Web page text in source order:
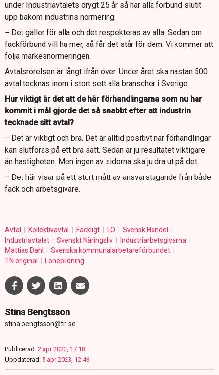
under Industriavtalets drygt 25 år så har alla förbund slutit
upp bakom industrins normering.
− Det gäller för alla och det respekteras av alla. Sedan om
fackförbund vill ha mer, så får det står för dem. Vi kommer att
följa märkesnormeringen.
Avtalsrörelsen är långt ifrån över. Under året ska nästan 500
avtal tecknas inom i stort sett alla branscher i Sverige.
Hur viktigt är det att de här förhandlingarna som nu har
kommit i mål gjorde det så snabbt efter att industrin
tecknade sitt avtal?
− Det är viktigt och bra. Det är alltid positivt när förhandlingar
kan slutföras på ett bra sätt. Sedan är ju resultatet viktigare
än hastigheten. Men ingen av sidorna ska ju dra ut på det.
− Det här visar på ett stort mått av ansvarstagande från både
fack och arbetsgivare.
Avtal Kollektivavtal Fackligt LO
Svensk Handel
Industriavtalet
Svenskt Näringsliv
Industriarbetsgivarna
Mattias Dahl
Svenska kommunalarbetareförbundet
TN original
Lönebildning
Stina Bengtsson
stina.bengtsson@tn.se
Publicerad: 2 apr 2023, 17:18
Uppdaterad: 5 apr 2023, 12:46